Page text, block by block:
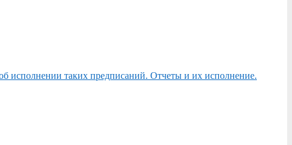
исполнении таких предписаний. Отчеты и их исполнение.